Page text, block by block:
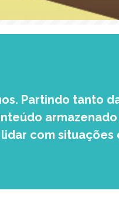
Partindo tanto
com situações